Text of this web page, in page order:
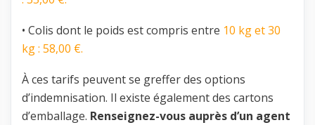
• Colis dont le poids est compris entre 10 kg et 30
kg : 58,00 €.
À ces tarifs peuvent se greffer des options
d’indemnisation. Il existe également des cartons
d’emballage. Renseignez-vous auprès d’un agent